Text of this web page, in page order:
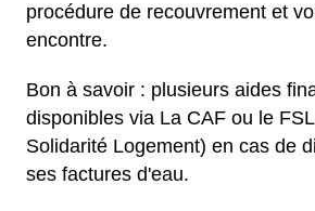
procédure de recouvrement et
encontre.
Bon à savoir : plusieurs aides
disponibles via La CAF ou le
Solidarité Logement) en cas de
ses factures d'eau.